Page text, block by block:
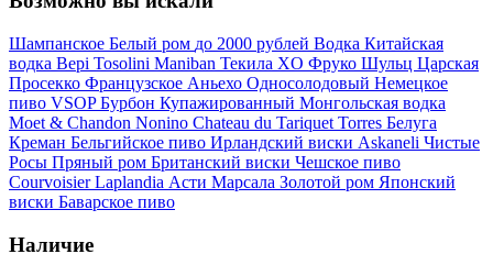
Шампанское Белый ром до 2000 рублей Водка Китайская
водка Bepi Tosolini Maniban Текила XO Фруко Шульц Царская
Просекко Французское Аньехо Односолодовый Немецкое
пиво VSOPБурбон Купажированный Монгольская водка
Moet & Chandon Nonino Chateau du Tariquet Torres Белуга
Креман Бельгийское пиво Ирландский виски Askaneli Чистые
Росы Пряный ром Британский виски Чешское пиво
CourvoisierLaplandia Асти Марсала Золотой ром Японский
виски Баварское пиво
Наличие